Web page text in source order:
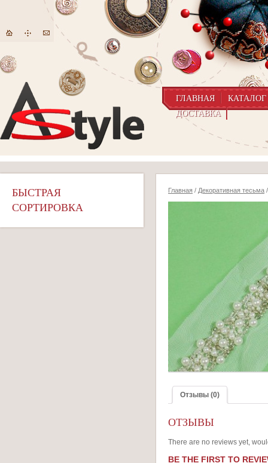
ГЛАВНАЯ
КАТАЛОГ
ДОСТАВКА
БЫСТРАЯ
СОРТИРОВКА
Главная / Декоративная тесьма
Отзывы (0)
ОТЗЫВЫ
There are no reviews yet,
BE THE FIRST TO